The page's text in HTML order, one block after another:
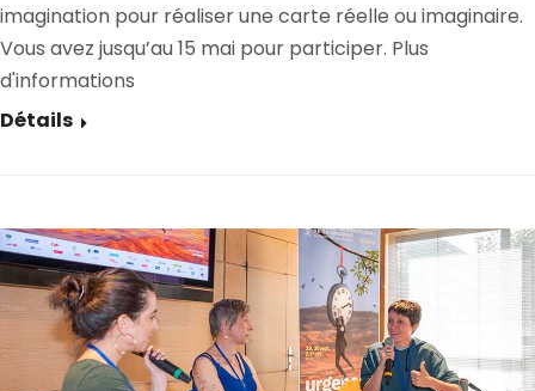
imagination pour réaliser une carte réelle ou imaginaire.
Vous avez jusqu’au 15 mai pour participer. Plus
d'informations
Détails